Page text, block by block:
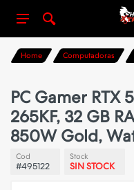
Home Computadoras
PC Gamer RTX
265KF, 32 GB
850W Gold,
Cod
#495122
Stock
SIN STOCK